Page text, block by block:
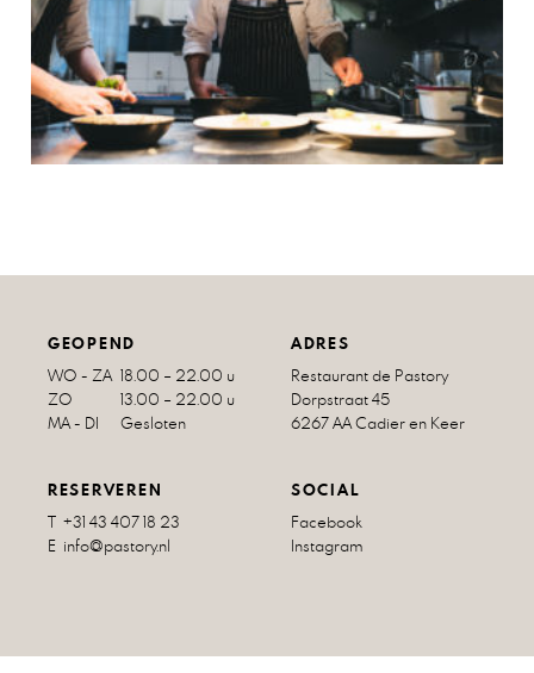
GEOPEND
WO - ZA 18.00 – 22.00 u
ZO
13.00 – 22.00 u
MA - DI
Gesloten
ADRES
Restaurant de Pastory
Dorpstraat 45
6267 AA Cadier en Keer
RESERVEREN
T +31 43 407 18 23
E info@pastory.nl
SOCIAL
Facebook
Instagram